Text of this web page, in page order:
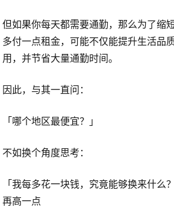
但如果你每天都需要通勤，那么为了缩
多付一点租金，可能不仅能提升生活品
用，并节省大量通勤时间。
因此，与其一直问：
「哪个地区最便宜？」
不如换个角度思考：
「我每多花一块钱，究竟能够换来什么
再高一点